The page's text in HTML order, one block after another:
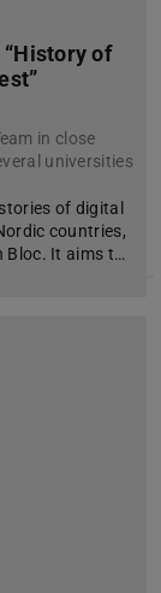
of
in close
universities
of digital
countries,
Bloc. It aims t…